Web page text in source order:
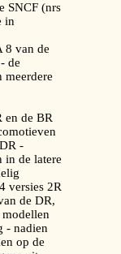
SNCF (nrs
in
8 van de
de
meerdere
en de BR
-
in de latere
versies 2R
de DR,
- nadien
op de